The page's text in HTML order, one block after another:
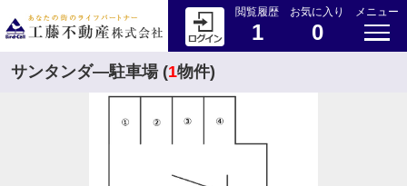
閲覧履歴
1
お気に入り
0
メニュー
サンタンダ―駐車場 (1物件)